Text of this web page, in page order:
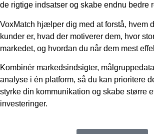
de rigtige indsatser og skabe endnu bedre
VoxMatch hjælper dig med at forstå, hvem
kunder er, hvad der motiverer dem, hvor
markedet, og hvordan du når dem mest
Kombinér markedsindsigter,
analyse i én platform, så du kan prioritere
styrke din kommunikation og skabe større
investeringer.